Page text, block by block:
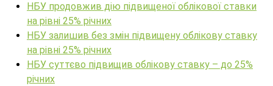
НБУ продовжив дію підвищеної облікової ставки
на рівні 25% річних
НБУ залишив без змін підвищену облікову ставку
на рівні 25% річних
НБУ суттєво підвищив облікову ставку – до 25%
річних